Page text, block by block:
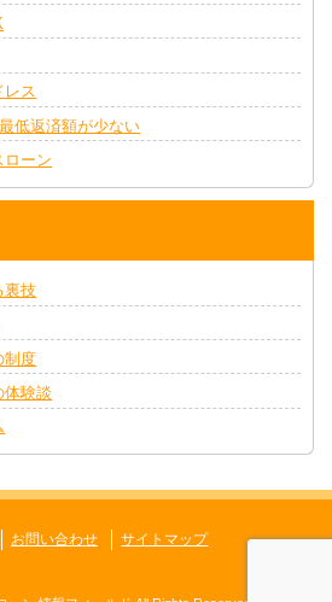
レス
低返済額が少ない
ローン
裏技
制度
体験談
お問い合わせ サイトマップ